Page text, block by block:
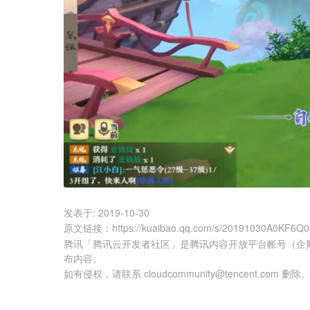
发表于: 2019-10-30
原文链接 ： https://kuaibao.qq.com/s/
腾讯「腾讯云开发者社区」是腾讯内容开放平台帐号（
布内容。
如有侵权，请联系 cloudcommunity@tencent.com 删除。